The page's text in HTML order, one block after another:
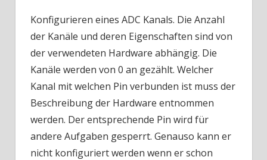
Konfigurieren eines ADC Kanals. Die Anzahl
der Kanäle und deren Eigenschaften sind von
der verwendeten Hardware abhängig. Die
Kanäle werden von 0 an gezählt. Welcher
Kanal mit welchen Pin verbunden ist muss der
Beschreibung der Hardware entnommen
werden. Der entsprechende Pin wird für
andere Aufgaben gesperrt. Genauso kann er
nicht konfiguriert werden wenn er schon